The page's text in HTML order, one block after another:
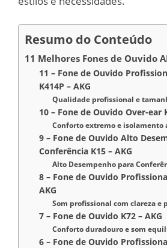
Resumo do Conteúdo
11 Melhores Fones de Ouvido
11 – Fone de Ouvido
K414P – AKG
Qualidade profissional e
10 – Fone de Ouvido Over-ear
Conforto extremo e isolamento
9 – Fone de Ouvido Alto
Conferência K15 – AKG
Alto Desempenho para
8 – Fone de Ouvido
AKG
Som profissional com clareza e
7 – Fone de Ouvido K72 – AKG
Conforto duradouro e som
6 – Fone de Ouvido